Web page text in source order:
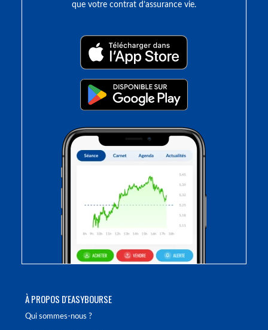
À PROPOS D'EASYBOURSE
Qui sommes-nous ?
que votre contrat d’assurance vie.